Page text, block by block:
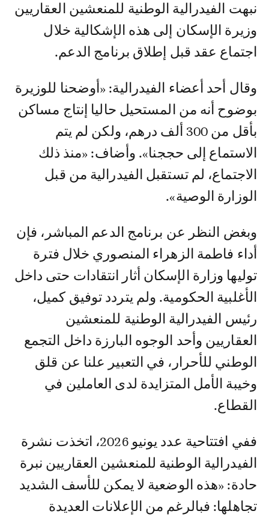
نبهت الفيدرالية الوطنية للمنعشين العقاريين
وزيرة الإسكان إلى هذه الإشكالية خلال
اجتماع عقد قبل إطلاق برنامج الدعم.
وقال أحد أعضاء الفيدرالية: «أوضحنا للوزيرة
بوضوح أنه من المستحيل حاليا إنتاج مساكن
بأقل من 300 ألف درهم، ولكن لم يتم
الاستماع إلى حججنا». وأضاف: «منذ ذلك
الاجتماع، لم تستقبل الفيدرالية من قبل
الوزارة الوصية».
وبغض النظر عن برنامج الدعم المباشر، فإن
أداء فاطمة الزهراء المنصوري خلال فترة
توليها وزارة الإسكان أثار انتقادات حتى داخل
الأغلبية الحكومية. ولم يتردد توفيق كميل،
رئيس الفيدرالية الوطنية للمنعشين
العقاريين وأحد الوجوه البارزة داخل التجمع
الوطني للأحرار، في التعبير علنا عن قلق
وخيبة الأمل المتزايدة لدى العاملين في
القطاع.
ففي افتتاحية عدد يونيو 2026، اتخذت نشرة
الفيدرالية الوطنية للمنعشين العقاريين نبرة
حادة: «هذه الوضعية لا يمكن للأسف الشديد
تجاهلها: فبالرغم من الإعلانات العديدة